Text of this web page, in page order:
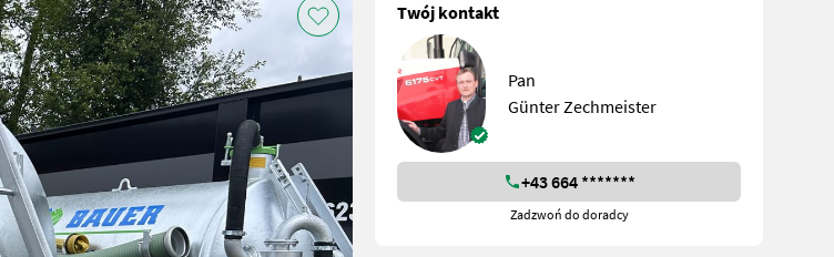
Twój kontakt
Pan
Günter Zechmeister
+43 664 *******
Zadzwoń do doradcy